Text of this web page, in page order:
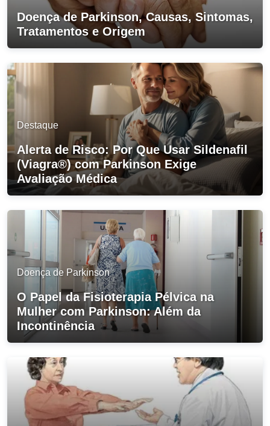
Doença de Parkinson, Causas, Sintomas,
Tratamentos e Origem
Destaque
Alerta de Risco: Por Que Usar Sildenafil
(Viagra®) com Parkinson Exige
Avaliação Médica
Doença de Parkinson
O Papel da Fisioterapia Pélvica na
Mulher com Parkinson: Além da
Incontinência